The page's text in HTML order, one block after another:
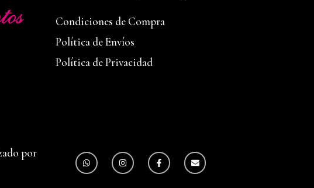
Condiciones de Compra
Política de Envíos
Política de Privacidad
por
W
h
a
I
n
s
F
a
c
E
n
v